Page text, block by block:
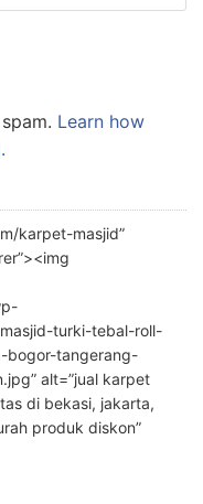
Learn how
karpet-masjid”
turki-tebal-roll-
bogor-tangerang-
alt=”jual karpet
di bekasi, jakarta,
produk diskon”